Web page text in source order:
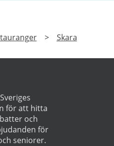
> Skara
för att hitta
och
för
seniorer.